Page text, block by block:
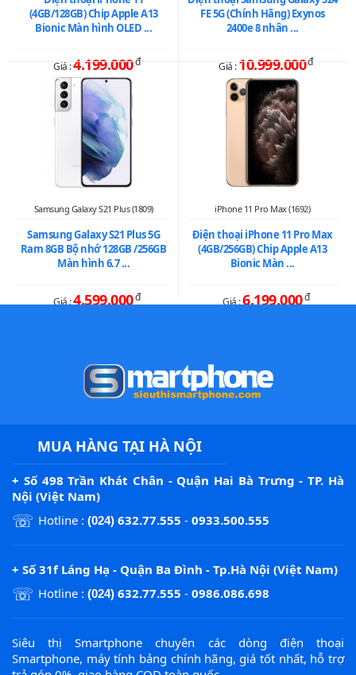
(4GB/128GB) Chip Apple A13
Bionic Màn hình OLED ...
Giá :4.199.000đ
FE 5G (Chính Hãng) Exynos
2400e 8 nhân ...
Giá :10.999.000đ
Samsung Galaxy S21 Plus (1809)
Samsung Galaxy S21 Plus 5G
Ram 8GB Bộ nhớ 128GB /256GB
Màn hình 6.7 ...
Giá :4.599.000đ
iPhone 11 Pro Max (1692)
Điện thoại iPhone 11 Pro Max
(4GB/256GB) Chip Apple A13
Bionic Màn ...
Giá :6.199.000đ
MUA HÀNG TẠI HÀ NỘI
+ Số 498 Trần Khát Chân - Quận Hai Bà Trưng - TP. Hà
Nội (Việt Nam)
☏ Hotline : (024) 632.77.555 - 0933.500.555
+ Số 31f Láng Hạ - Quận Ba Đình - Tp.Hà Nội (Việt Nam)
☏ Hotline : (024) 632.77.555 - 0986.086.698
Siêu thị Smartphone chuyên các dòng điện thoại
Smartphone, máy tính bảng chính hãng, giá tốt nhất, hỗ trợ